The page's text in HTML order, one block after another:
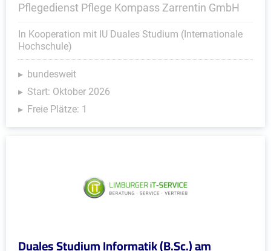
Pflegedienst Pflege Kompass Zarrentin GmbH
In Kooperation mit IU Duales Studium (Internationale
Hochschule)
bundesweit
Start: Oktober 2026
Freie Plätze: 1
Duales Studium Informatik (B.Sc.) am